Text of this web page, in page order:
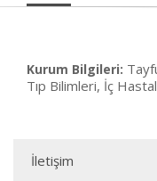
Kurum Bilgileri:
Tıp Bilimleri, İç
İletişim